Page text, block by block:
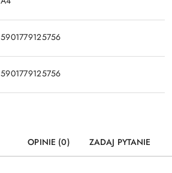
5901779125756
5901779125756
OPINIE (0) ZADAJ PYTANIE